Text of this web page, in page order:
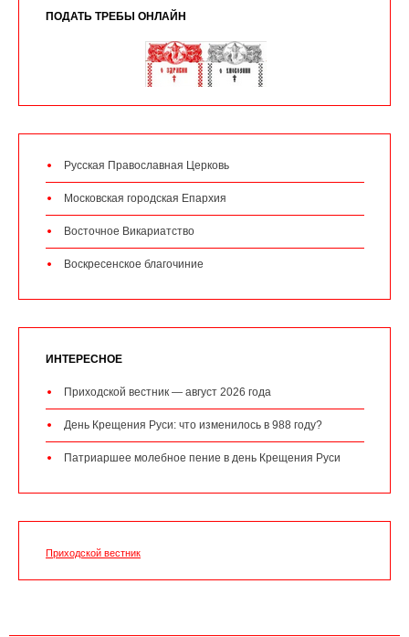
ПОДАТЬ ТРЕБЫ ОНЛАЙН
Русская Православная Церковь
Московская городская Епархия
Восточное Викариатство
Воскресенское благочиние
ИНТЕРЕСНОЕ
Приходской вестник — август 2026 года
День Крещения Руси: что изменилось в 988 году?
Патриаршее молебное пение в день Крещения Руси
Приходской вестник